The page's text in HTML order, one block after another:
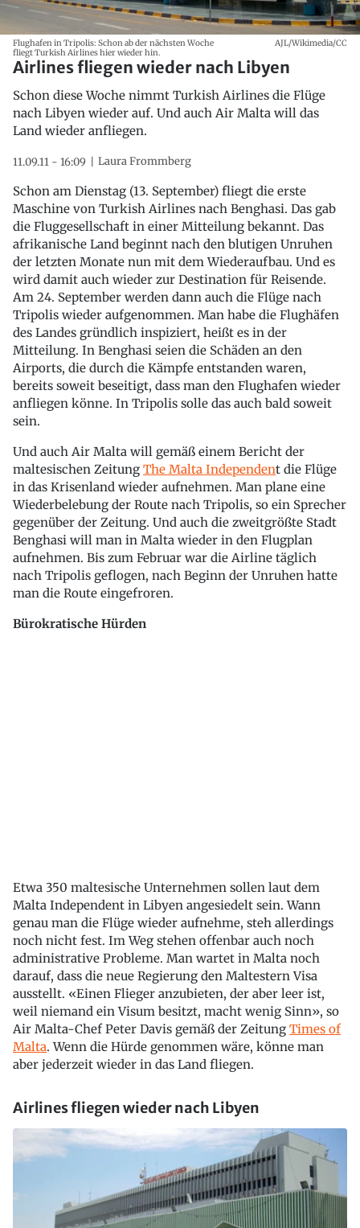
Flughafen in Tripolis: Schon ab der nächsten Woche
fliegt Turkish Airlines hier wieder hin.
AJL/Wikimedia/CC
Airlines fliegen wieder nach Libyen
Schon diese Woche nimmt Turkish Airlines die Flüge
nach Libyen wieder auf. Und auch Air Malta will das
Land wieder anfliegen.
11.09.11 - 16:09 Laura Frommberg
Schon am Dienstag (13. September) fliegt die erste
Maschine von Turkish Airlines nach Benghasi. Das gab
die Fluggesellschaft in einer Mitteilung bekannt. Das
afrikanische Land beginnt nach den blutigen Unruhen
der letzten Monate nun mit dem Wiederaufbau. Und es
wird damit auch wieder zur Destination für Reisende.
Am 24. September werden dann auch die Flüge nach
Tripolis wieder aufgenommen. Man habe die Flughäfen
des Landes gründlich inspiziert, heißt es in der
Mitteilung. In Benghasi seien die Schäden an den
Airports, die durch die Kämpfe entstanden waren,
bereits soweit beseitigt, dass man den Flughafen wieder
anfliegen könne. In Tripolis solle das auch bald soweit
sein.
Und auch Air Malta will gemäß einem Bericht der
maltesischen Zeitung The Malta Independent die Flüge
in das Krisenland wieder aufnehmen. Man plane eine
Wiederbelebung der Route nach Tripolis, so ein Sprecher
gegenüber der Zeitung. Und auch die zweitgrößte Stadt
Benghasi will man in Malta wieder in den Flugplan
aufnehmen. Bis zum Februar war die Airline täglich
nach Tripolis geflogen, nach Beginn der Unruhen hatte
man die Route eingefroren.
Bürokratische Hürden
Etwa 350 maltesische Unternehmen sollen laut dem
Malta Independent in Libyen angesiedelt sein. Wann
genau man die Flüge wieder aufnehme, steh allerdings
noch nicht fest. Im Weg stehen offenbar auch noch
administrative Probleme. Man wartet in Malta noch
darauf, dass die neue Regierung den Maltestern Visa
ausstellt. «Einen Flieger anzubieten, der aber leer ist,
weil niemand ein Visum besitzt, macht wenig Sinn», so
Air Malta-Chef Peter Davis gemäß der Zeitung Times of
Malta. Wenn die Hürde genommen wäre, könne man
aber jederzeit wieder in das Land fliegen.
Airlines fliegen wieder nach Libyen